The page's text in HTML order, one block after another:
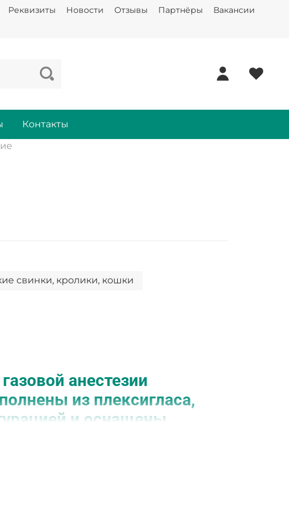
Реквизиты Новости Отзывы Партнёры Вакансии
Контакты
свинки, кролики, кошки
анестезии
из плексигласа,
и оснащены